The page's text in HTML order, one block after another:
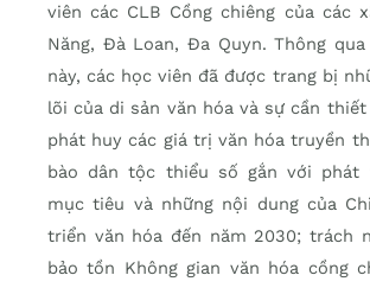
viên các CLB Cồng chiêng của các
Năng, Đà Loan, Đa Quyn. Thông
này, các học viên đã được trang bị
lõi của di sản văn hóa và sự cần
phát huy các giá trị văn hóa truyền
bào dân tộc thiểu số gắn với phát
mục tiêu và những nội dung của
triển văn hóa đến năm 2030; trách
bảo tồn Không gian văn hóa cồng